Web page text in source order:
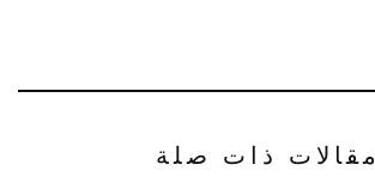
مقالات ذات صلة